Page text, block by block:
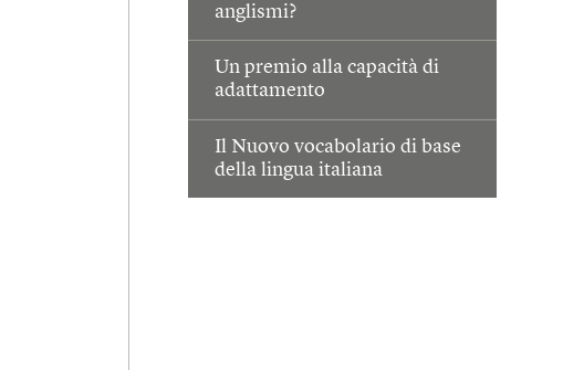
anglismi?
Un premio alla capacità di
adattamento
Il Nuovo vocabolario di base
della lingua italiana